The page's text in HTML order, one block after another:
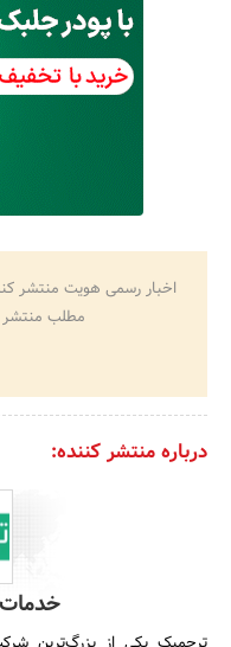
اخبار رسمی هویت منتشر
مطلب
درباره منتشر کننده: